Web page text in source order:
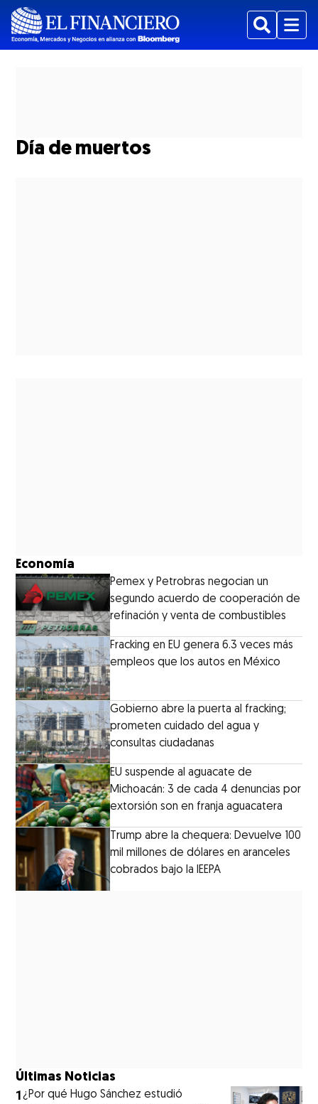
BuscarMenu
Día de muertos
Economía
Pemex y Petrobras negocian un
segundo acuerdo de cooperación de
refinación y venta de combustibles
Fracking en EU genera 6.3 veces más
empleos que los autos en México
Gobierno abre la puerta al fracking;
prometen cuidado del agua y
consultas ciudadanas
EU suspende al aguacate de
Michoacán: 3 de cada 4 denuncias por
extorsión son en franja aguacatera
Trump abre la chequera: Devuelve 100
mil millones de dólares en aranceles
cobrados bajo la IEEPA
Últimas Noticias
1¿Por qué Hugo Sánchez estudió